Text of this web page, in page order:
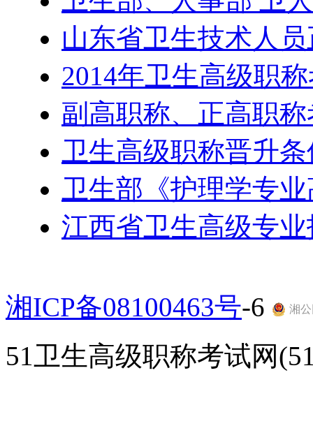
山东省卫生技术人
2014年卫生高级职
副高职称、正高职
卫生高级职称晋升条
卫生部《护理学专
江西省卫生高级专
湘ICP备08100463号-6 湘公
51卫生高级职称考试网